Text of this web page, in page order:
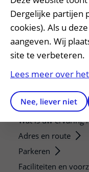
Verwijzers
Mijn patiënt
Teleconsult
Diagnostiek
Service, contact
Contact
Wat is uw ervaring
Adres en route
Parkeren
Faciliteiten en
Dergelijke partijen
cookies). Als u
aangeven. Wij
site te verbeteren.
Lees meer over
Nee, liever niet